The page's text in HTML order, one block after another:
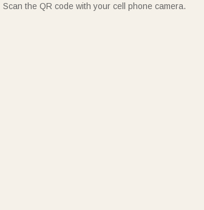
Scan the QR code with your cell phone camera.